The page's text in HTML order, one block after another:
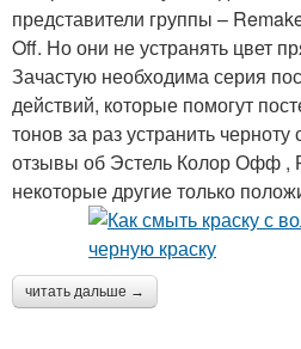
представители группы –
Off. Но они не устранять цвет
Зачастую необходима серия
действий, которые помогут
тонов за раз устранить
отзывы об Эстель Колор Офф ,
некоторые другие только
читать дальше →